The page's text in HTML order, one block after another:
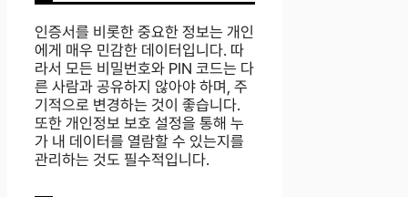
인증서를 비롯한 중요한 정보는 개인
에게 매우 민감한 데이터입니다. 따
라서 모든 비밀번호와 PIN 코드는 다
른 사람과 공유하지 않아야 하며, 주
기적으로 변경하는 것이 좋습니다.
또한 개인정보 보호 설정을 통해 누
가 내 데이터를 열람할 수 있는지를
관리하는 것도 필수적입니다.